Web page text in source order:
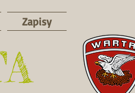
Zapisy